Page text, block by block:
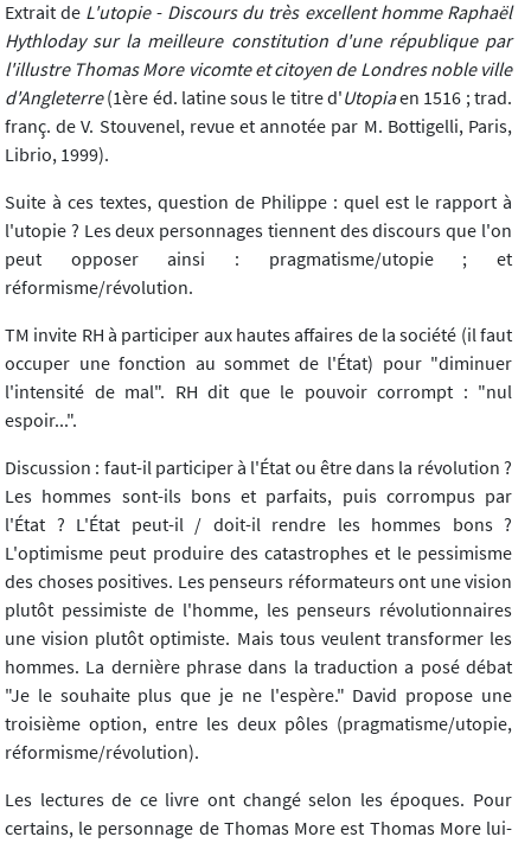
Extrait de L'utopie- Discours du très excellent homme Raphaël
Hythloday sur la meilleure constitution d'une république par
l'illustre Thomas More vicomte et citoyen de Londres noble ville
d'Angleterre(1ère éd. latine sous le titre d'Utopiaen 1516 ; trad.
franç. de V. Stouvenel, revue et annotée par M. Bottigelli, Paris,
Librio, 1999).
Suite à ces textes, question de Philippe : quel est le rapport à
l'utopie ? Les deux personnages tiennent des discours que l'on
peut opposer ainsi : pragmatisme/utopie ; et
réformisme/révolution.
TM invite RH à participer aux hautes affaires de la société (il faut
occuper une fonction au sommet de l'État) pour "diminuer
l'intensité de mal". RH dit que le pouvoir corrompt : "nul
espoir...".
Discussion : faut-il participer à l'État ou être dans la révolution ?
Les hommes sont-ils bons et parfaits, puis corrompus par
l'État ? L'État peut-il / doit-il rendre les hommes bons ?
L'optimisme peut produire des catastrophes et le pessimisme
des choses positives. Les penseurs réformateurs ont une vision
plutôt pessimiste de l'homme, les penseurs révolutionnaires
une vision plutôt optimiste. Mais tous veulent transformer les
hommes. La dernière phrase dans la traduction a posé débat
"Je le souhaite plus que je ne l'espère." David propose une
troisième option, entre les deux pôles (pragmatisme/utopie,
réformisme/révolution).
Les lectures de ce livre ont changé selon les époques. Pour
certains, le personnage de Thomas More est Thomas More lui-